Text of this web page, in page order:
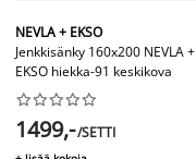
NEVLA + EKSO
Jenkkisänky 160x200 NEVLA +
EKSO hiekka-91 keskikova






1499,-/SETTI